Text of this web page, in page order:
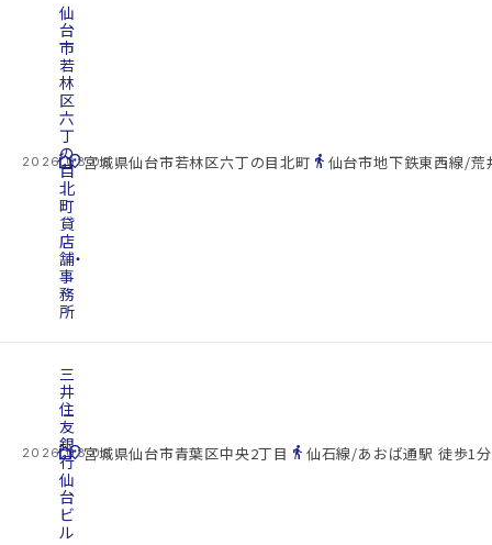
2026.08.08
cottage
仙
台
市
若
林
区
六
丁
の
目
北
町
貸
店
舗・
事
務
所
location_on宮城県仙台市若林区六丁の目北町 directions_walk 仙台市地下鉄東西線/荒
2026.08.08
cottage
三
井
住
友
銀
行
仙
台
ビ
ル
location_on宮城県仙台市青葉区中央2丁目 directions_walk 仙石線/あおば通駅 徒歩1分